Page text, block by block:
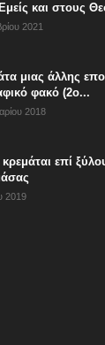
και στους
2021
μιας άλλης
φακό (2ο...
2018
επί
2019